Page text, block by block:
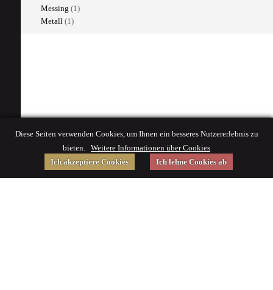
Messing (1)
Metall (1)
Diese Seiten verwenden Cookies, um Ihnen ein besseres Nutzererlebnis zu
bieten. Weitere Informationen über Cookies
Ich akzeptiere Cookies
Ich lehne Cookies ab